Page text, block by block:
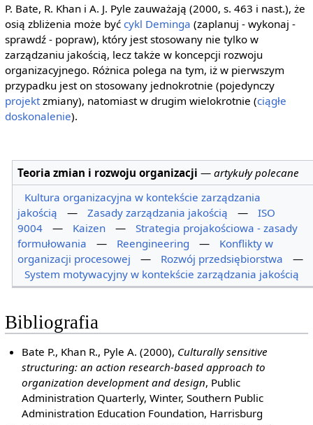
P. Bate, R. Khan i A. J. Pyle zauważają (2000, s. 463 i nast.), że
osią zbliżenia może być cykl Deminga (zaplanuj - wykonaj -
sprawdź - popraw), który jest stosowany nie tylko w
zarządzaniu jakością, lecz także w koncepcji rozwoju
organizacyjnego. Różnica polega na tym, iż w pierwszym
przypadku jest on stosowany jednokrotnie (pojedynczy
projektzmiany), natomiast w drugim wielokrotnie (ciągłe
doskonalenie).
Teoria zmian i rozwoju organizacji —artykuły polecane
Kultura organizacyjna w kontekście zarządzania
jakością
— Zasady zarządzania jakością —
ISO
9004
— Kaizen —
Strategia projakościowa - zasady
formułowania
— Reengineering —
Konflikty w
organizacji procesowej
— Rozwój przedsiębiorstwa
—
System motywacyjny w kontekście zarządzania jakością
Bibliografia
Bate P., Khan R., Pyle A. (2000), Culturally sensitive
structuring: an action research-based approach to
organization development and design, Public
Administration Quarterly, Winter, Southern Public
Administration Education Foundation, Harrisburg